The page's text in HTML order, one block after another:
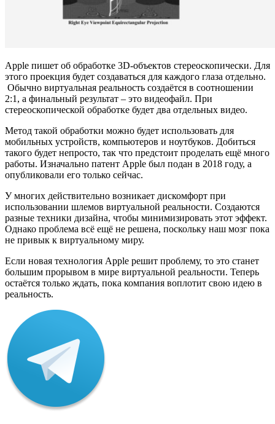
Apple пишет об обработке 3D-объектов стереоскопически. Для
этого проекция будет создаваться для каждого глаза отдельно.
Обычно виртуальная реальность создаётся в соотношении
2:1, а финальный результат – это видеофайл. При
стереоскопической обработке будет два отдельных видео.
Метод такой обработки можно будет использовать для
мобильных устройств, компьютеров и ноутбуков. Добиться
такого будет непросто, так что предстоит проделать ещё много
работы. Изначально патент Apple был подан в 2018 году, а
опубликовали его только сейчас.
У многих действительно возникает дискомфорт при
использовании шлемов виртуальной реальности. Создаются
разные техники дизайна, чтобы минимизировать этот эффект.
Однако проблема всё ещё не решена, поскольку наш мозг пока
не привык к виртуальному миру.
Если новая технология Apple решит проблему, то это станет
большим прорывом в мире виртуальной реальности. Теперь
остаётся только ждать, пока компания воплотит свою идею в
реальность.